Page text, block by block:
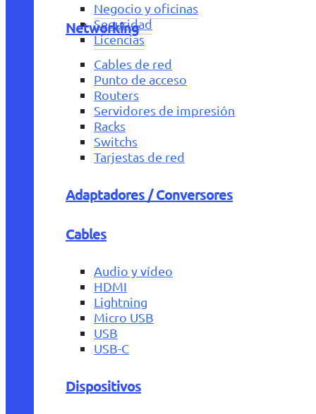
Negocio y oficinas
Seguridad
Licencias
Networking
Cables de red
Punto de acceso
Routers
Servidores de impresión
Racks
Switchs
Tarjestas de red
Adaptadores / Conversores
Cables
Audio y vídeo
HDMI
Lightning
Micro USB
USB
USB-C
Dispositivos